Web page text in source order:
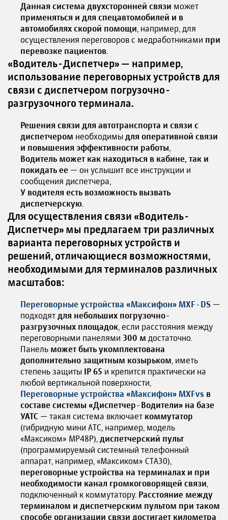
Данная система двухсторонней связи может
применяться и для спецавтомобилей и в
автомобилях скорой помощи , например, для
осуществления переговоров с медработниками при
перевозке пациентов
«Водитель-Диспетчер» — например,
использование переговорных устройств для
связи с диспетчером погрузочно-
разгрузочного терминала.
Решения связи для автотранспорта и связи с
диспетчером необходимы для оперативной связи
и повышения эффективности работы
Водитель может как находиться в кабине, так и
покидать ее — он услышит все инструкции и
сообщения диспетчера,
У водителя есть возможность вызвать
диспетчерскую.
Для осуществления связи «Водитель-
Диспетчер» мы предлагаем три различных
варианта переговорных устройств и
решений, отличающиеся возможностями,
необходимыми для терминалов различных
масштабов:
Переговорные устройства «Максифон» MXF-DS —
подходят для небольших погрузочно-
разгрузочных площадок , если расстояния между
переговорными панелями 300 м достаточно.
Панель может быть укомплектована
дополнительно защитным козырьком , иметь
степень защиты IP 65 и крепится практически на
любой вертикальной поверхности,
Переговорные устройства «Максифон» MXFvs в
составе системы «Диспетчер-Водители» на базе
УАТС — такая система включает коммутатор
(гибридную мини АТС, например, модель
«Максиком» MP48P), диспетчерский пульт
(программируемый системный телефонный
аппарат, например, «Максиком» СТА30),
переговорные устройства на терминалах и при
необходимости канал громкоговорящей связи
подключенный к коммутатору. Расстояние между
терминалом и диспетчерским пультом при таком
способе организации связи достигает километра